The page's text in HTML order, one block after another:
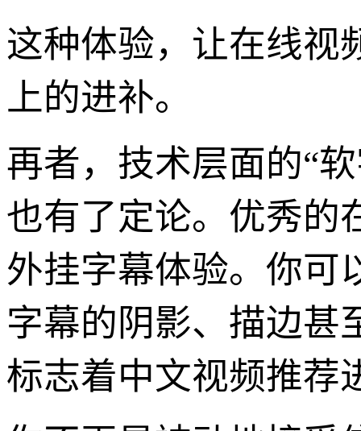
这种体验，让在线视
上的进补。
再者，技术层面的“
也有了定论。优秀的
外挂字幕体验。你可
字幕的阴影、描边甚
标志着中文视频推荐